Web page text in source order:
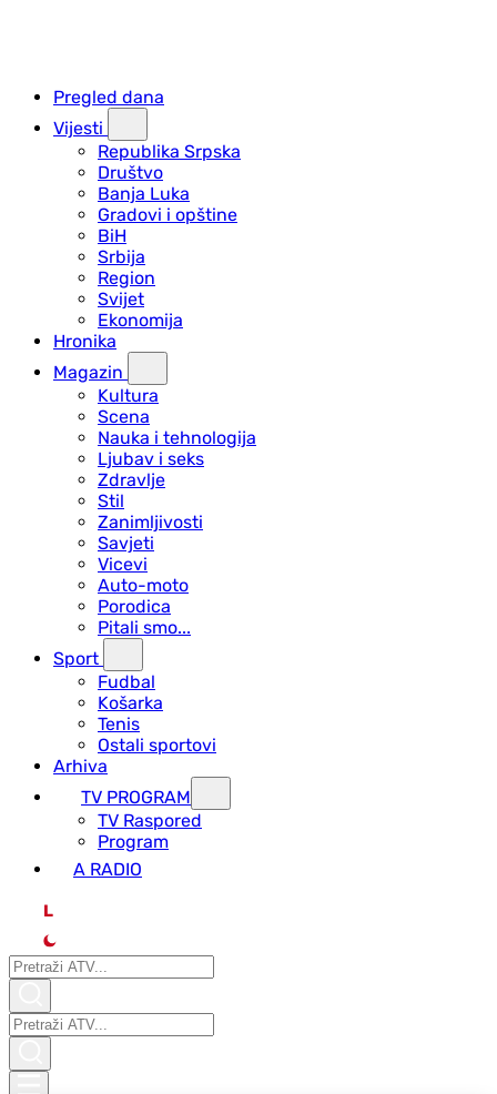
Pregled dana
Vijesti
Republika Srpska
Društvo
Banja Luka
Gradovi i opštine
BiH
Srbija
Region
Svijet
Ekonomija
Hronika
Magazin
Kultura
Scena
Nauka i tehnologija
Ljubav i seks
Zdravlje
Stil
Zanimljivosti
Savjeti
Vicevi
Auto-moto
Porodica
Pitali smo...
Sport
Fudbal
Košarka
Tenis
Ostali sportovi
Arhiva
TV PROGRAM
ТV Raspored
Program
A RADIO
L